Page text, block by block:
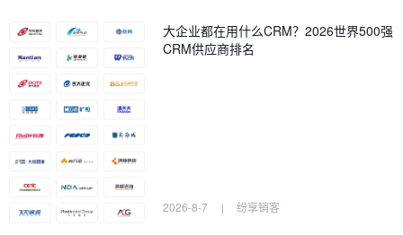
大企业都在用什么CRM？2026世界500强
CRM供应商排名
2026-8-7 | 纷享销客